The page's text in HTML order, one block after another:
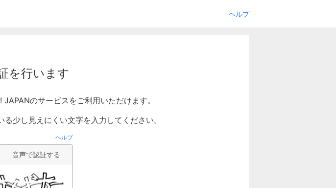
ヘルプ
を行います
のサービスをご利用いただけます。
少し見えにくい文字を入力してください。
ヘルプ
音声で認証する